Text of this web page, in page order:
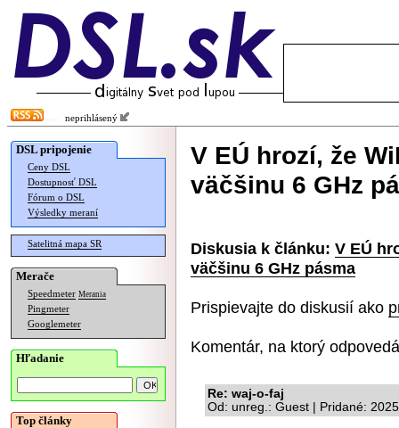
neprihlásený
DSL pripojenie
Ceny DSL
Dostupnosť DSL
Fórum o DSL
Výsledky meraní
Satelitná mapa SR
Merače
Speedmeter Merania
Pingmeter
Googlemeter
Hľadanie
Top články
V EÚ hrozí, že
väčšinu 6 GHz
Diskusia k článku: V EÚ
väčšinu 6 GHz pásma
Prispievajte do diskusií ako
Komentár, na ktorý
Re: waj-o-faj
Od: unreg.: Guest | Pridané: